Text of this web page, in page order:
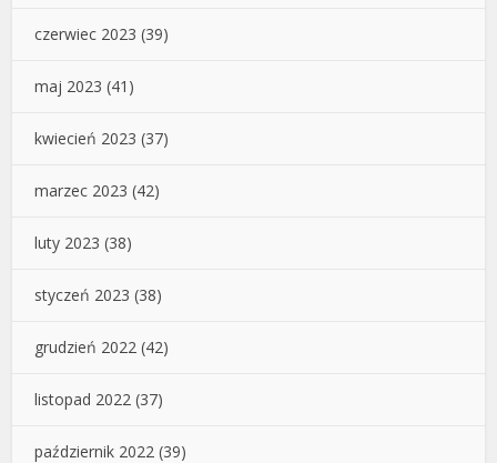
czerwiec 2023 (39)
maj 2023 (41)
kwiecień 2023 (37)
marzec 2023 (42)
luty 2023 (38)
styczeń 2023 (38)
grudzień 2022 (42)
listopad 2022 (37)
październik 2022 (39)